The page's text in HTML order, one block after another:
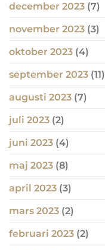
december 2023 (7)
november 2023 (3)
oktober 2023 (4)
september 2023 (11)
augusti 2023 (7)
juli 2023 (2)
juni 2023 (4)
maj 2023 (8)
april 2023 (3)
mars 2023 (2)
februari 2023 (2)